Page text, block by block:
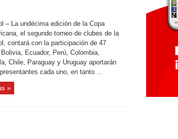
– La undécima edición de la Copa
el segundo torneo de clubes de la
contará con la participación de 47
Ecuador, Perú, Colombia,
Chile, Paraguay y Uruguay aportarán
cada uno, en tanto ...
»